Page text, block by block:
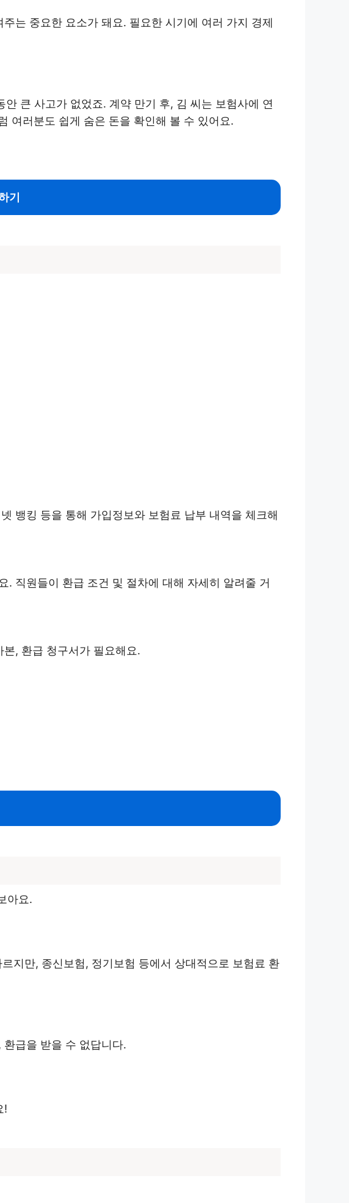
는 중요한 요소가 돼요. 필요한 시기에 여러 가지 경제
큰 사고가 없었죠. 계약 만기 후, 김 씨는 보험사에 연
여러분도 쉽게 숨은 돈을 확인해 볼 수 있어요.
기
뱅킹 등을 통해 가입정보와 보험료 납부 내역을 체크해
. 직원들이 환급 조건 및 절차에 대해 자세히 알려줄 거
, 환급 청구서가 필요해요.
아요.
지만, 종신보험, 정기보험 등에서 상대적으로 보험료 환
급을 받을 수 없답니다.
!